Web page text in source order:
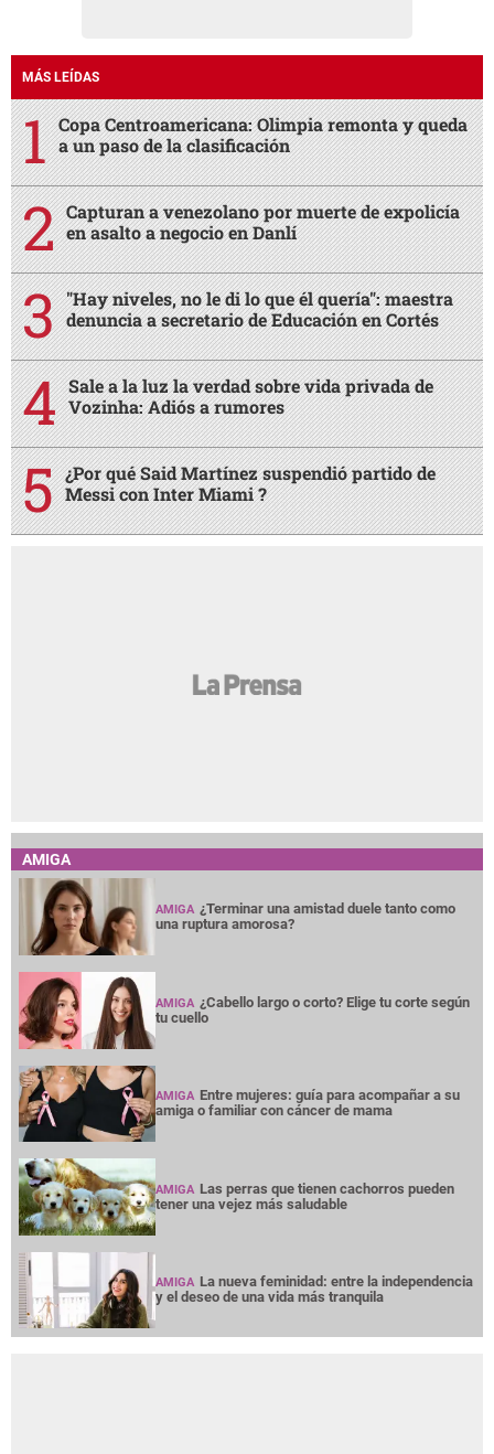
MÁS LEÍDAS
Copa Centroamericana: Olimpia remonta y queda
a un paso de la clasificación
Capturan a venezolano por muerte de expolicía
en asalto a negocio en Danlí
"Hay niveles, no le di lo que él quería": maestra
denuncia a secretario de Educación en Cortés
Sale a la luz la verdad sobre vida privada de
Vozinha: Adiós a rumores
¿Por qué Said Martínez suspendió partido de
Messi con Inter Miami ?
AMIGA
AMIGA ¿Terminar una amistad duele tanto como
una ruptura amorosa?
AMIGA ¿Cabello largo o corto? Elige tu corte según
tu cuello
AMIGA Entre mujeres: guía para acompañar a su
amiga o familiar con cáncer de mama
AMIGA Las perras que tienen cachorros pueden
tener una vejez más saludable
AMIGA La nueva feminidad: entre la independencia
y el deseo de una vida más tranquila